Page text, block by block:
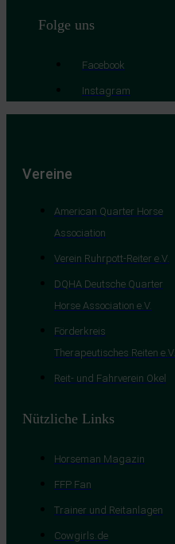
Folge uns
Facebook
Instagram
Vereine
American Quarter Horse
Association
Verein Ruhrpott-Reiter e.V.
DQHA Deutsche Quarter
Horse Association e.V.
Förderkreis
Therapeutisches Reiten e.V.
Reit- und Fahrverein Okel
Nützliche Links
Horseman Magazin
FFP Fan
Trainer und Reitanlagen
Cowgirls.de